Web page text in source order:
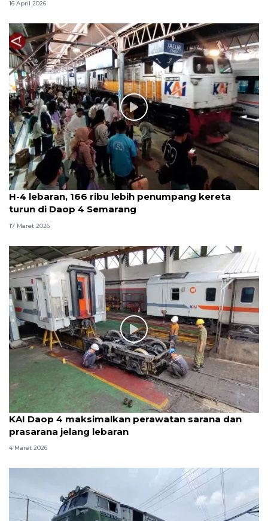
16 April 2026
H-4 lebaran, 166 ribu lebih penumpang kereta
turun di Daop 4 Semarang
17 Maret 2026
KAI Daop 4 maksimalkan perawatan sarana dan
prasarana jelang lebaran
4 Maret 2026